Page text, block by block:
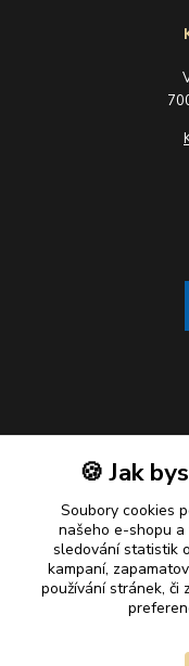
🍪 Jak
Soubory cookies
našeho e-shopu
sledování statistik
kampaní,
používání stránek, či